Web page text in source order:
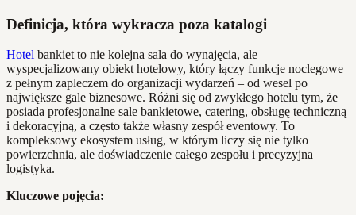
Definicja, która wykracza poza katalogi
Hotel bankiet to nie kolejna sala do wynajęcia, ale
wyspecjalizowany obiekt hotelowy, który łączy funkcje noclegowe
z pełnym zapleczem do organizacji wydarzeń – od wesel po
największe gale biznesowe. Różni się od zwykłego hotelu tym, że
posiada profesjonalne sale bankietowe, catering, obsługę techniczną
i dekoracyjną, a często także własny zespół eventowy. To
kompleksowy ekosystem usług, w którym liczy się nie tylko
powierzchnia, ale doświadczenie całego zespołu i precyzyjna
logistyka.
Kluczowe pojęcia: